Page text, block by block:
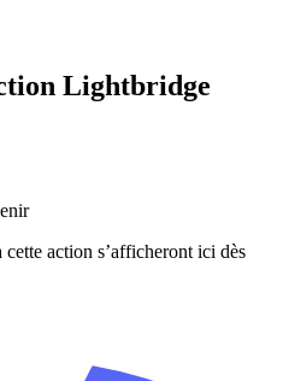
Lightbridge
action s’afficheront ici dès